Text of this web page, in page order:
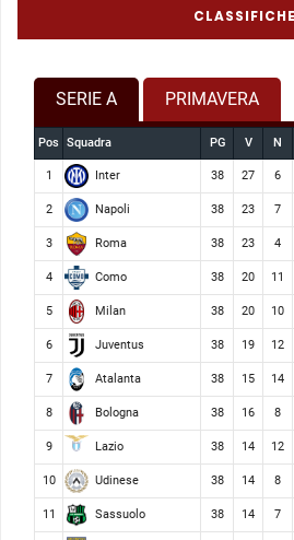
CLASSIFICHE
SERIE A PRIMAVERA
Pos Squadra PG V N
1 Inter 38 27 6
2 Napoli 38 23 7
3 Roma 38 23 4
4 Como 38 20 11
5 Milan 38 20 10
6 Juventus 38 19 12
7 Atalanta 38 15 14
8 Bologna 38 16 8
9 Lazio 38 14 12
10 Udinese 38 14 8
11 Sassuolo 38 14 7